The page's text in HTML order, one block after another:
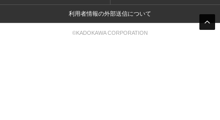
利用者情報の外部送信について
©KADOKAWA CORPORATION